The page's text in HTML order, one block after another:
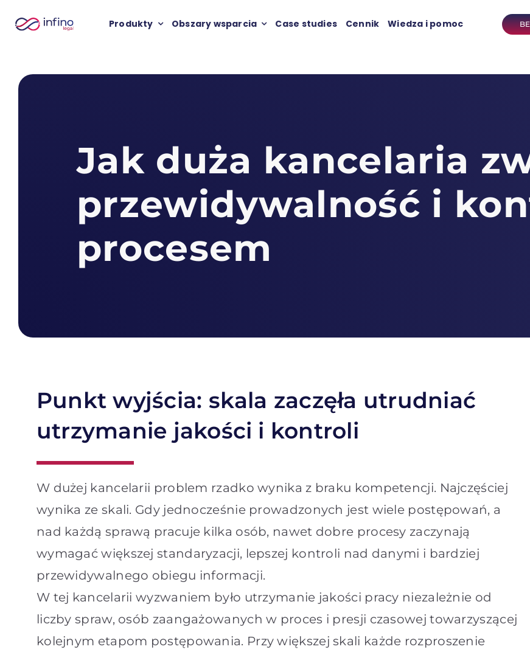
Produkty Obszary wsparcia Case studies Cennik Wiedza i pomoc
Jak duża kancelaria
przewidywalność i
procesem
Punkt wyjścia: skala zaczęła utrudniać
utrzymanie jakości i kontroli
W dużej kancelarii problem rzadko wynika z braku kompetencji. Najczęściej
wynika ze skali. Gdy jednocześnie prowadzonych jest wiele postępowań, a
nad każdą sprawą pracuje kilka osób, nawet dobre procesy zaczynają
wymagać większej standaryzacji, lepszej kontroli nad danymi i bardziej
przewidywalnego obiegu informacji.
W tej kancelarii wyzwaniem było utrzymanie jakości pracy niezależnie od
liczby spraw, osób zaangażowanych w proces i presji czasowej towarzyszącej
kolejnym etapom postępowania. Przy większej skali każde rozproszenie